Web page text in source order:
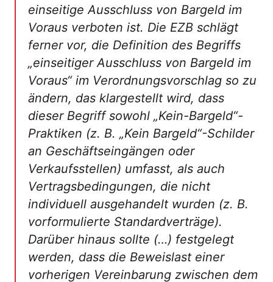
einseitige Ausschluss von Bargeld im
Voraus verboten ist. Die EZB schlägt
ferner vor, die Definition des Begriffs
„einseitiger Ausschluss von Bargeld im
Voraus“ im Verordnungsvorschlag so zu
ändern, das klargestellt wird, dass
dieser Begriff sowohl „Kein-Bargeld“-
Praktiken (z. B. „Kein Bargeld“-Schilder
an Geschäftseingängen oder
Verkaufsstellen) umfasst, als auch
Vertragsbedingungen, die nicht
individuell ausgehandelt wurden (z. B.
vorformulierte Standardverträge).
Darüber hinaus sollte (…) festgelegt
werden, dass die Beweislast einer
vorherigen Vereinbarung zwischen dem